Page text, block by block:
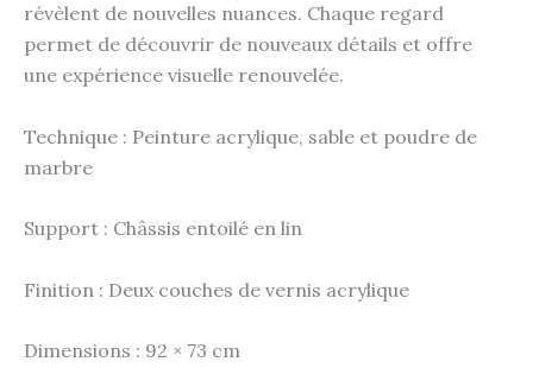
révèlent de nouvelles nuances. Chaque regard
permet de découvrir de nouveaux détails et offre
une expérience visuelle renouvelée.
Technique : Peinture acrylique, sable et poudre de
marbre
Support : Châssis entoilé en lin
Finition : Deux couches de vernis acrylique
Dimensions : 92 × 73 cm